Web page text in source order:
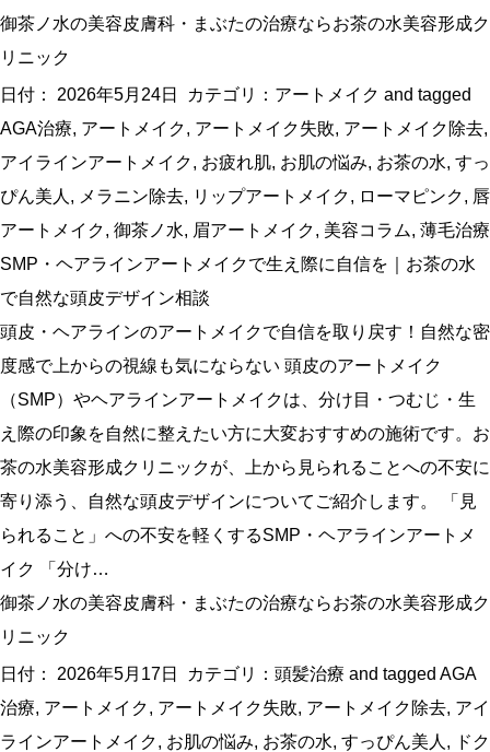
御茶ノ水の美容皮膚科・まぶたの治療ならお茶の水美容形成ク
リニック
日付： 2026年5月24日 カテゴリ： アートメイク and tagged
AGA治療, アートメイク, アートメイク失敗, アートメイク除去,
アイラインアートメイク, お疲れ肌, お肌の悩み, お茶の水, すっ
ぴん美人 , メラニン除去, リップアートメイク, ローマピンク, 唇
アートメイク, 御茶ノ水, 眉アートメイク, 美容コラム, 薄毛治療
SMP・ヘアラインアートメイクで生え際に自信を｜お茶の水
で自然な頭皮デザイン相談
頭皮・ヘアラインのアートメイクで自信を取り戻す！自然な密
度感で上からの視線も気にならない 頭皮のアートメイク
（SMP）やヘアラインアートメイクは、分け目・つむじ・生
え際の印象を自然に整えたい方に大変おすすめの施術です。お
茶の水美容形成クリニックが、上から見られることへの不安に
寄り添う、自然な頭皮デザインについてご紹介します。 「見
られること」への不安を軽くするSMP・ヘアラインアートメ
イク 「分け…
御茶ノ水の美容皮膚科・まぶたの治療ならお茶の水美容形成ク
リニック
日付： 2026年5月17日 カテゴリ： 頭髪治療 and tagged AGA
治療, アートメイク, アートメイク失敗, アートメイク除去, アイ
ラインアートメイク, お肌の悩み, お茶の水, すっぴん美人 , ドク